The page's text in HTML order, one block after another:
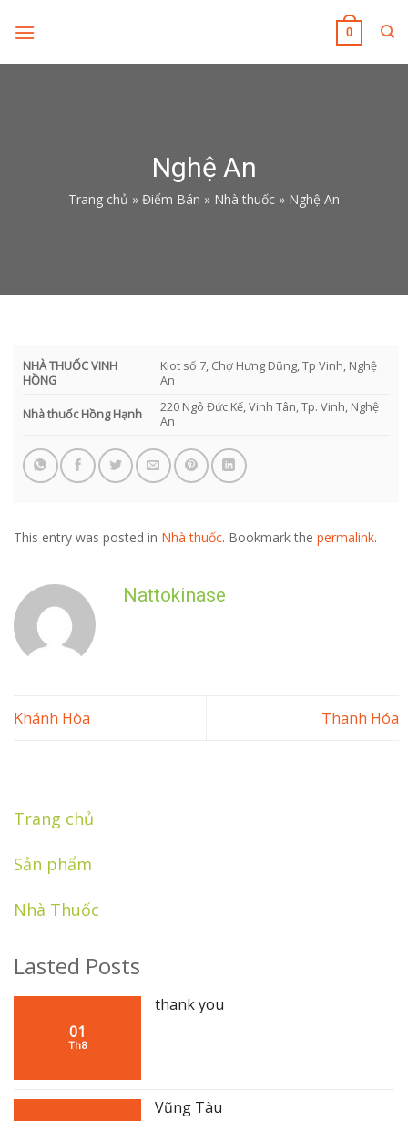
0
Nghệ An
Trang chủ » Điểm Bán » Nhà thuốc » Nghệ An
NHÀ THUỐC VINH
HỒNG
Kiot số 7, Chợ Hưng Dũng, Tp Vinh, Nghệ
An
Nhà thuốc Hồng Hạnh
220 Ngô Đức Kế, Vinh Tân, Tp. Vinh, Nghệ
An
This entry was posted in Nhà thuốc. Bookmark the permalink.
Nattokinase
Khánh Hòa Thanh Hóa
Trang chủ
Sản phẩm
Nhà Thuốc
Lasted Posts
01
Th8
thank you
Vũng Tàu